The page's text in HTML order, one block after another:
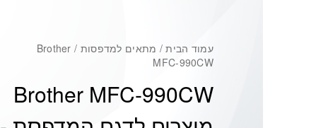
עמוד הבית
/ מתאים למדפסות / Brother
MFC-990CW
Brother MFC-990CW